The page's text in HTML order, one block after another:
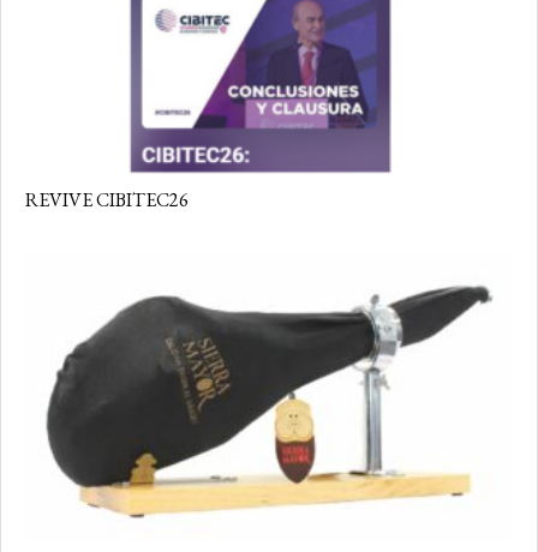
REVIVE CIBITEC26